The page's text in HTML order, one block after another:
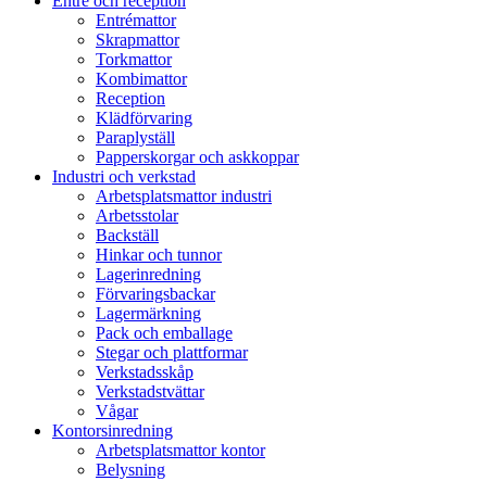
Entrémattor
Skrapmattor
Torkmattor
Kombimattor
Reception
Klädförvaring
Paraplyställ
Papperskorgar och askkoppar
Industri och verkstad
Arbetsplatsmattor industri
Arbetsstolar
Backställ
Hinkar och tunnor
Lagerinredning
Förvaringsbackar
Lagermärkning
Pack och emballage
Stegar och plattformar
Verkstadsskåp
Verkstadstvättar
Vågar
Kontorsinredning
Arbetsplatsmattor kontor
Belysning